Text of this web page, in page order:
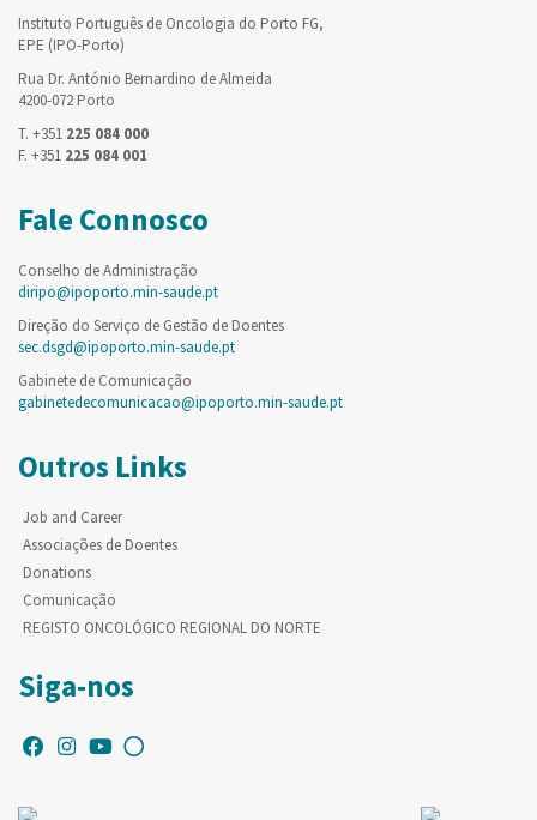
Instituto Português de Oncologia do Porto FG,
EPE (IPO-Porto)
Rua Dr. António Bernardino de Almeida
4200-072 Porto
T. +351 225 084 000
F. +351 225 084 001
Fale Connosco
Conselho de Administração
diripo@ipoporto.min-saude.pt
Direção do Serviço de Gestão de Doentes
sec.dsgd@ipoporto.min-saude.pt
Gabinete de Comunicação
gabinetedecomunicacao@ipoporto.min-saude.pt
Outros Links
Job and Career
Associações de Doentes
Donations
Comunicação
REGISTO ONCOLÓGICO REGIONAL DO NORTE
Siga-nos